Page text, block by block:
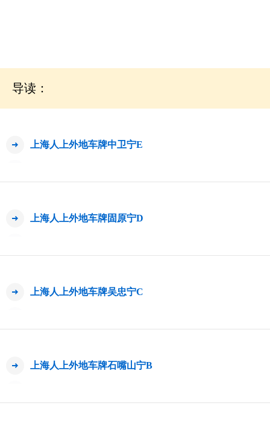
导读：
上海人上外地车牌中卫宁E
上海人上外地车牌固原宁D
上海人上外地车牌吴忠宁C
上海人上外地车牌石嘴山宁B